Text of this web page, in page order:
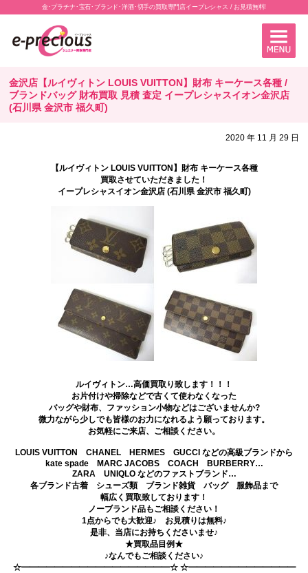
金･プラチナ･宝石･ブランド･洋酒･切手の買取専門店イープレシャス / お見積無料!
金沢店【ルイヴィトン LOUIS VUITTON】財布 キーケース各種 /
ブランドバッグ 財布買取 見積 査定 イープレシャスイオン金沢店
(石川県 金沢市 福久町)
2020 年 11 月 29 日
【ルイヴィトン LOUIS VUITTON】財布 キーケース各種
買取させていただきました！
イープレシャスイオン金沢店 (石川県 金沢市 福久町)
ルイヴィトン…高価買取り致します！！！
お片付けや掃除などで古くて使わなくなった
バッグや財布、ファッション小物などはございませんか?
微力ながら少しでも皆様のお力になれるよう願っております。
お気軽にご来店、ご相談ください。
LOUIS VUITTON CHANEL HERMES GUCCI などの高級ブランドから
kate spade MARC JACOBS COACH BURBERRY…
ZARA UNIQLO などのファストブランド…
各ブランド古着 シューズ類 ブランド雑貨 バッグ 服飾品まで
幅広く買取致しております！
ノーブランド品もご相談ください！
1点からでも大歓迎♪ お見積りは無料♪
是非、当店にお持ちくださいませ♪
★買取品目例★
♪なんでもご相談ください♪
☆━━━━━━━━━━━━━━━━━━☆ ☆━━━━━━━━━━━━━